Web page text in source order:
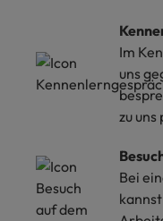
Im
uns
zu uns
Bei